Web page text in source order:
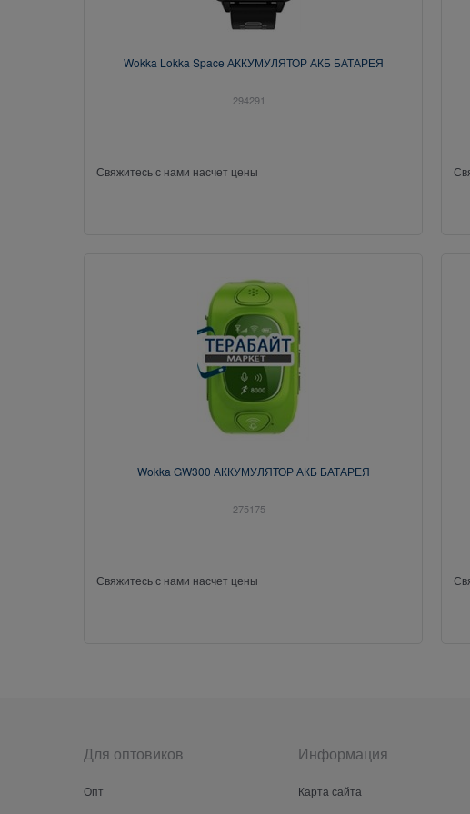
Wokka Lokka Space АККУМУЛЯТОР АКБ БАТАРЕЯ
294291
Свяжитесь с нами насчет цены
Wokka GW300 АККУМУЛЯТОР АКБ БАТАРЕЯ
275175
Свяжитесь с нами насчет цены
Для оптовиков
Опт
Информация
Карта сайта